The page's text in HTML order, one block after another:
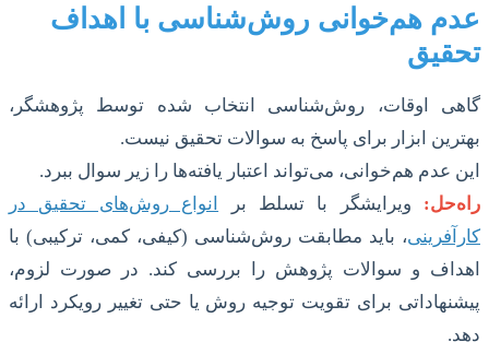
عدم هم‌خوانی روش‌شناسی با اهداف
تحقیق
گاهی اوقات، روش‌شناسی انتخاب شده توسط پژوهشگر،
بهترین ابزار برای پاسخ به سوالات تحقیق نیست.
این عدم هم‌خوانی، می‌تواند اعتبار یافته‌ها را زیر سوال ببرد.
راه‌حل: ویرایشگر با تسلط بر
انواع روش‌های تحقیق در
کارآفرینی، باید مطابقت روش‌شناسی (کیفی، کمی، ترکیبی) با
اهداف و سوالات پژوهش را بررسی کند. در صورت لزوم،
پیشنهاداتی برای تقویت توجیه روش یا حتی تغییر رویکرد ارائه
دهد.